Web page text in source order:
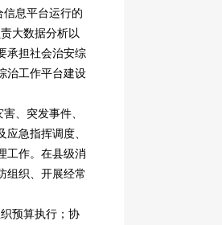
息平台运行的
大数据分析以
承担社会治安综
治工作平台建设
、突发事件、
急指挥调度、
工作。在县级消
组织、开展经常
预算执行；协